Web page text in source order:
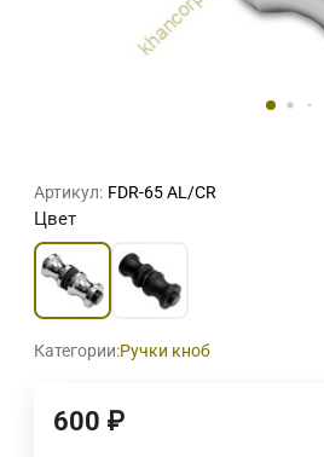
Артикул: FDR-65 AL/CR
Цвет
Категории:Ручки кноб
600 ₽